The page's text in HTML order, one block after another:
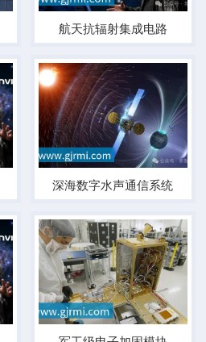
航天抗辐射集成电路
深海数字水声通信系统